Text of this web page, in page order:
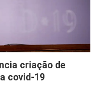
criação de
covid-19